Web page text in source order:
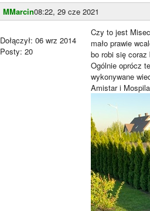
MMarcin08:22, 29 cze 2021
Dołączył: 06 wrz 2014
Posty: 20
Czy to jest
mało prawie
bo robi się
Ogólnie oprócz
wykonywane
Amistar i